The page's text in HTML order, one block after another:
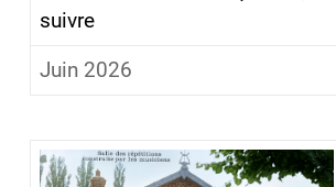
suivre
Juin 2026